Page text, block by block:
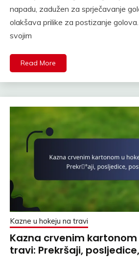
napadu, zadužen za sprječavanje
olakšava prilike za postizanje
svojim
Read More
Kazne u hokeju na travi
Kazna crvenim kartonom
travi: Prekršaji,